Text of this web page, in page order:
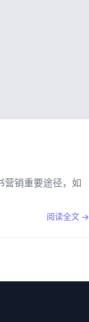
营销重要途径，如
阅读全文 →